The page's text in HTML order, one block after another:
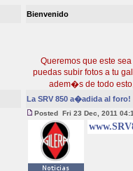
Bienvenido
Queremos que este
puedas subir fotos a tu
adem�s de todo
La SRV 850 a�adida al foro!
Posted Fri 23 Dec, 2011